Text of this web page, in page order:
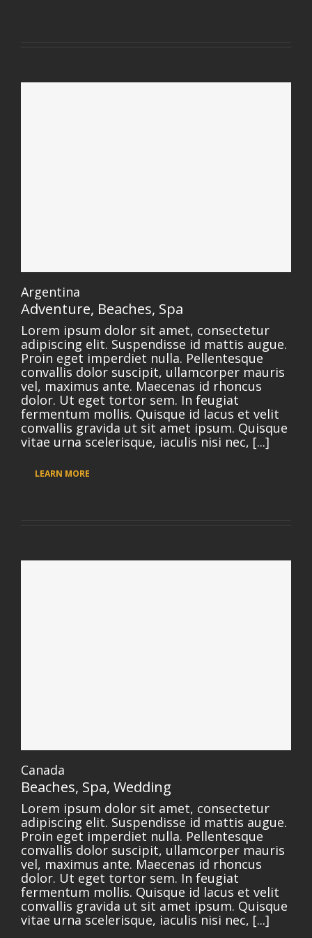
Argentina
Adventure, Beaches, Spa
Lorem ipsum dolor sit amet, consectetur
adipiscing elit. Suspendisse id mattis augue.
Proin eget imperdiet nulla. Pellentesque
convallis dolor suscipit, ullamcorper mauris
vel, maximus ante. Maecenas id rhoncus
dolor. Ut eget tortor sem. In feugiat
fermentum mollis. Quisque id lacus et velit
convallis gravida ut sit amet ipsum. Quisque
vitae urna scelerisque, iaculis nisi nec, [...]
LEARN MORE
Canada
Beaches, Spa, Wedding
Lorem ipsum dolor sit amet, consectetur
adipiscing elit. Suspendisse id mattis augue.
Proin eget imperdiet nulla. Pellentesque
convallis dolor suscipit, ullamcorper mauris
vel, maximus ante. Maecenas id rhoncus
dolor. Ut eget tortor sem. In feugiat
fermentum mollis. Quisque id lacus et velit
convallis gravida ut sit amet ipsum. Quisque
vitae urna scelerisque, iaculis nisi nec, [...]